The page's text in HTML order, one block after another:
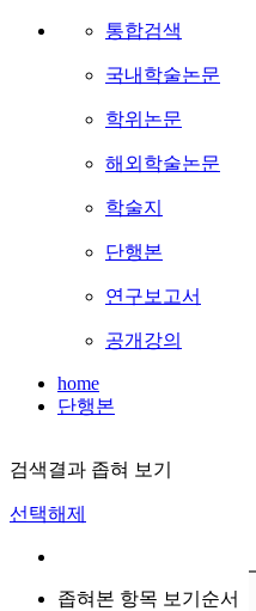
통합검색
국내학술논문
학위논문
해외학술논문
학술지
단행본
연구보고서
공개강의
home
단행본
검색결과 좁혀 보기
선택해제
좁혀본 항목 보기순서